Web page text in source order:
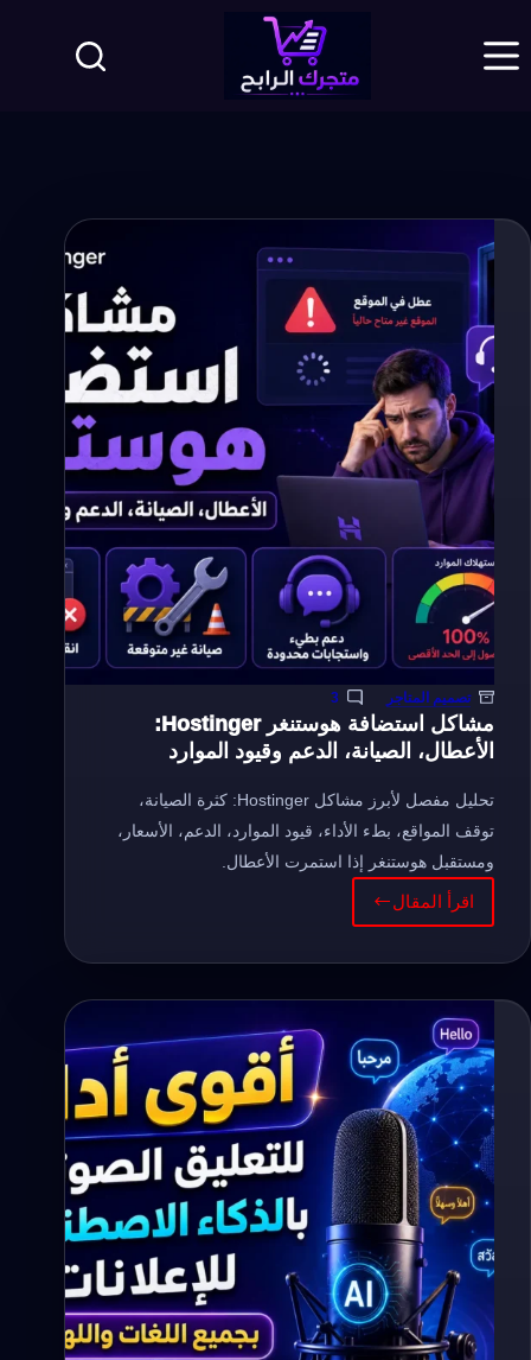
إلى
تصميم المتاجر 3
مشاكل استضافة هوستنغر Hostinger:
الأعطال، الصيانة، الدعم وقيود الموارد
تحليل مفصل لأبرز مشاكل Hostinger: كثرة الصيانة،
توقف المواقع، بطء الأداء، قيود الموارد، الدعم، الأسعار،
ومستقبل هوستنغر إذا استمرت الأعطال.
اقرأ المقال
مشاكل
الأعطال،
الصيانة،
الدعم
وقيود
الموارد